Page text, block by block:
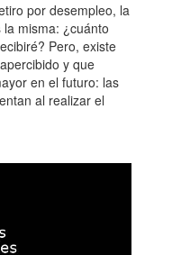
por desempleo, la
misma: ¿cuánto
Pero, existe
y que
en el futuro: las
al realizar el